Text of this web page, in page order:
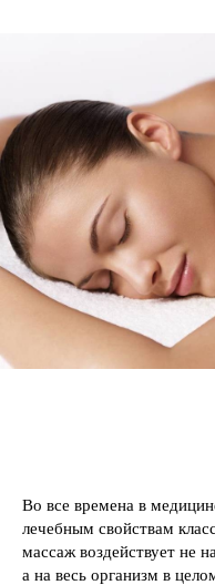
Во все времена в
лечебным свойствам
массаж воздействует не
а на весь организм в